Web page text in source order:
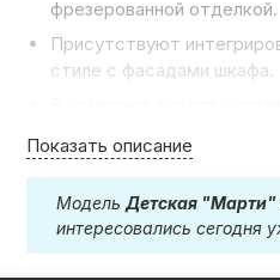
фрезерованной отделкой.
Присутствуют
стиле с фасадами шкафа.
Присутствуютящики с
оснащенные
Предусмотреликорзины
спортивных
Показать описание
МодельДетская "Марти"
интересовались сегодня